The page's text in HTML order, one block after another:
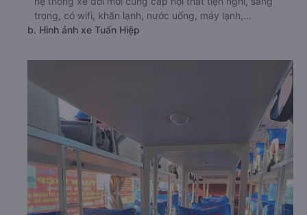
trọng, có wifi, khăn lạnh, nước uống, máy lạnh,…
b. Hình ảnh xe Tuấn Hiệp